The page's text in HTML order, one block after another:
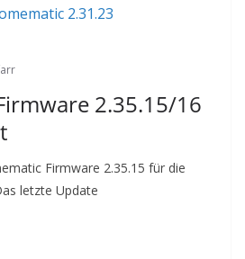
2.35.15/16
Firmware 2.35.15 für die
letzte Update